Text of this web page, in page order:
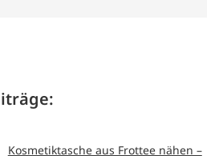
Kosmetiktasche aus Frottee nähen –